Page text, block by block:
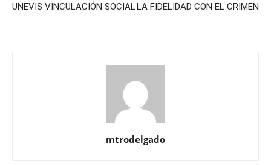
UNEVIS VINCULACIÓN SOCIALLA FIDELIDAD CON EL CRIMEN
mtrodelgado